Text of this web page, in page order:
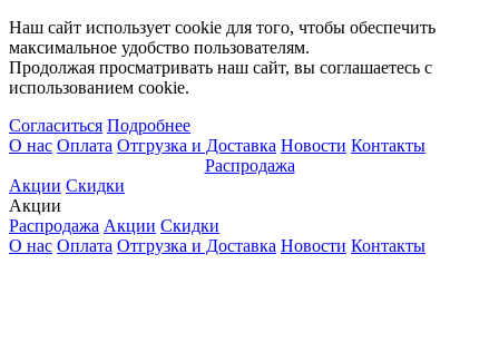
Наш сайт использует cookie для того, чтобы обеспечить
максимальное удобство пользователям.
Продолжая просматривать наш сайт, вы соглашаетесь с
использованием cookie.
Согласиться Подробнее
О нас Оплата Отгрузка и Доставка Новости Контакты
Распродажа
Акции Скидки
Акции
Распродажа Акции Скидки
О нас Оплата Отгрузка и Доставка Новости Контакты